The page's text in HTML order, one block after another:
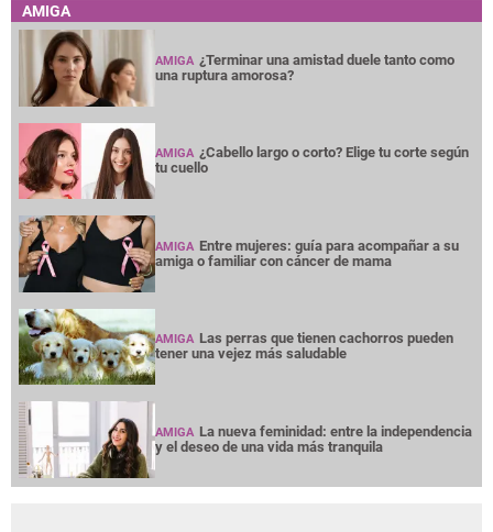
AMIGA
AMIGA ¿Terminar una amistad duele tanto como
una ruptura amorosa?
AMIGA ¿Cabello largo o corto? Elige tu corte según
tu cuello
AMIGA Entre mujeres: guía para acompañar a su
amiga o familiar con cáncer de mama
AMIGA Las perras que tienen cachorros pueden
tener una vejez más saludable
AMIGA La nueva feminidad: entre la independencia
y el deseo de una vida más tranquila